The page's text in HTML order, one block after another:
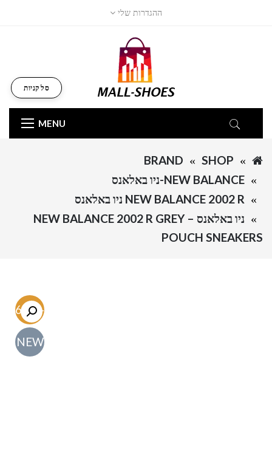
ההגדרות שלי
MENU
סל קניות
SHOP
BRAND
NEW BALANCE-ניו באלאנס
NEW BALANCE 2002 R ניו באלאנס
ניו באלאנס – NEW BALANCE 2002 R GREY
POUCH SNEAKERS
-56.6%
NEW